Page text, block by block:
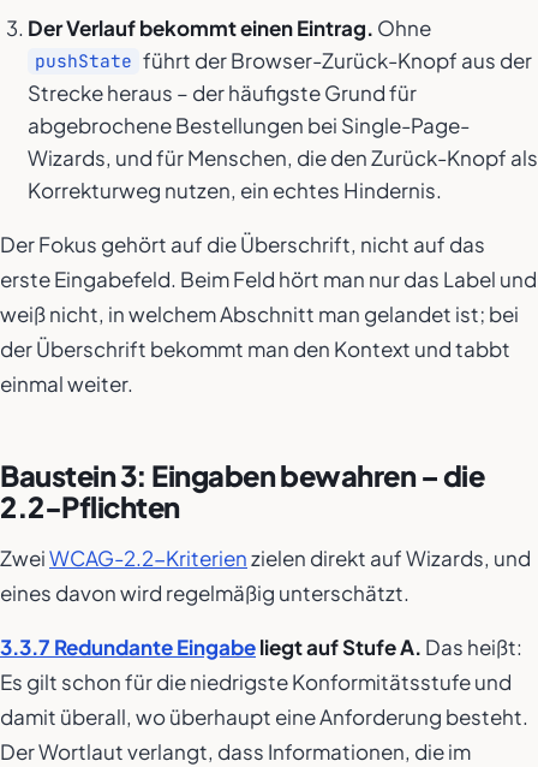
Der Verlauf bekommt einen Eintrag. Ohne
pushState führt der Browser-Zurück-Knopf aus der
Strecke heraus – der häufigste Grund für
abgebrochene Bestellungen bei Single-Page-
Wizards, und für Menschen, die den Zurück-Knopf als
Korrekturweg nutzen, ein echtes Hindernis.
Der Fokus gehört auf die Überschrift, nicht auf das
erste Eingabefeld. Beim Feld hört man nur das Label und
weiß nicht, in welchem Abschnitt man gelandet ist; bei
der Überschrift bekommt man den Kontext und tabbt
einmal weiter.
Baustein 3: Eingaben bewahren – die
2.2-Pflichten
ZweiWCAG-2.2-Kriterienzielen direkt auf Wizards, und
eines davon wird regelmäßig unterschätzt.
3.3.7 Redundante Eingabeliegt auf Stufe A. Das heißt:
Es gilt schon für die niedrigste Konformitätsstufe und
damit überall, wo überhaupt eine Anforderung besteht.
Der Wortlaut verlangt, dass Informationen, die im